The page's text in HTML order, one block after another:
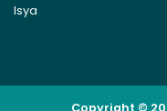
Isya
Copyright ©